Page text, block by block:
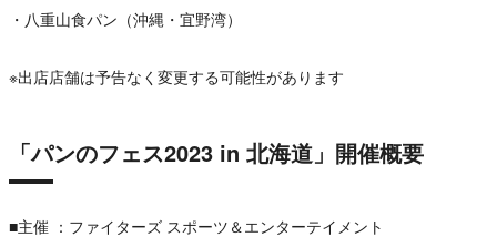
・八重山食パン（沖縄・宜野湾）
※出店店舗は予告なく変更する可能性があります
「パンのフェス2023 in 北海道」開催概要
■主催 ：ファイターズ スポーツ＆エンターテイメント